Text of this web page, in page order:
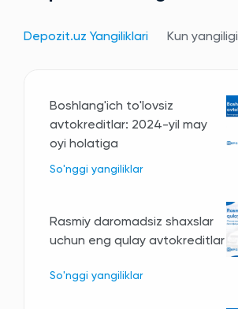
Depozit.uz Yangiliklari Kun yangiligi
Boshlang'ich to'lovsiz
avtokreditlar: 2024-yil may
oyi holatiga
So'nggi yangiliklar
Rasmiy daromadsiz shaxslar
uchun eng qulay avtokreditlar
So'nggi yangiliklar